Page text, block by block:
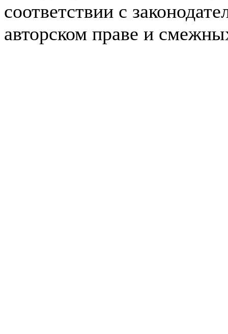
соответствии с
авторском праве и